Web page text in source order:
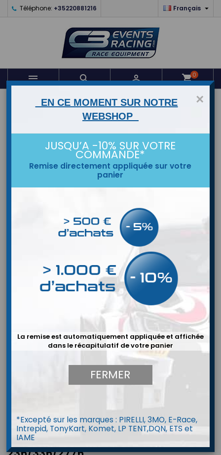
Téléphone: +35220881216 Français 
   shopping_cart0
ACCUEIL
Goodridge SOCKET de
remplacement - raccords
×
EN CE MOMENT SUR NOTRE
WEBSHOP
JUSQU’A -10% SUR VOTRE
COMMANDE*
Remise directement appliquée sur votre
panier
La remise est automatiquement appliquée et affichée
dans le récapitulatif de votre panier
FERMER
*Excepté sur les marques : PIRELLI, 3MO, E-Race,
Intrepid, TonyKart, Komet, LP TENT,DQN, ETS et
IAME